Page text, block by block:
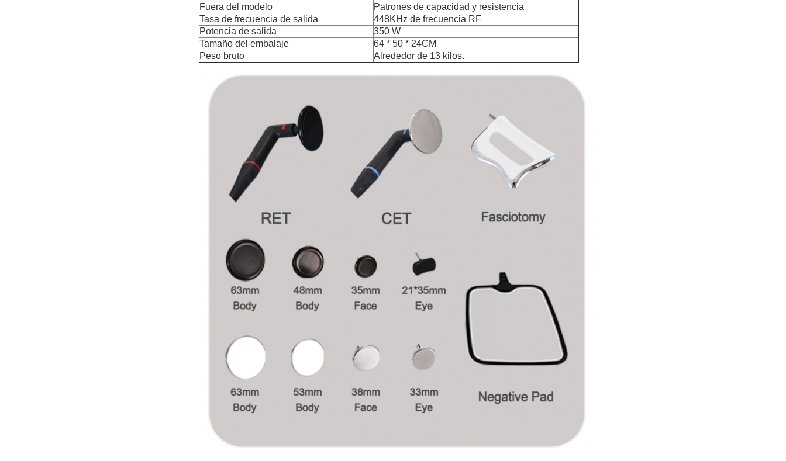
Fuera del modelo
Patrones de capacidad y resistencia
Tasa de frecuencia de salida
448KHz de frecuencia RF
Potencia de salida
350 W
Tamaño del embalaje
64 * 50 * 24CM
Peso bruto
Alrededor de 13 kilos.